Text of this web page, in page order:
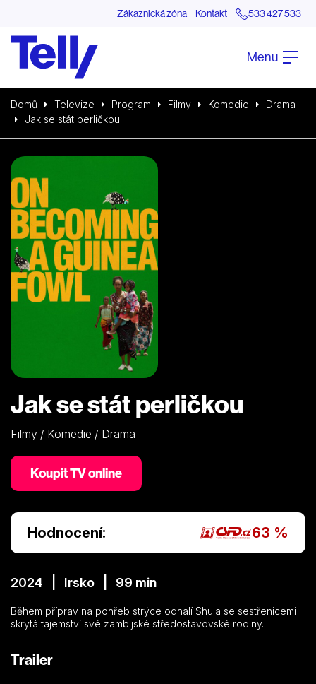
Zákaznická zóna Kontakt 533 427 533
Menu
Domů Televize Program Filmy Komedie
Drama
Jak se stát perličkou
Jak se stát perličkou
Filmy / Komedie / Drama
Koupit TV online
Hodnocení: 63 %
2024 | Irsko | 99 min
Během příprav na pohřeb strýce odhalí Shula se sestřenicemi
skrytá tajemství své zambijské středostavovské rodiny.
Trailer